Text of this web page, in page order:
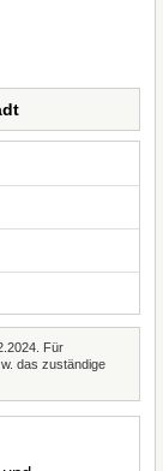
Für
das zuständige